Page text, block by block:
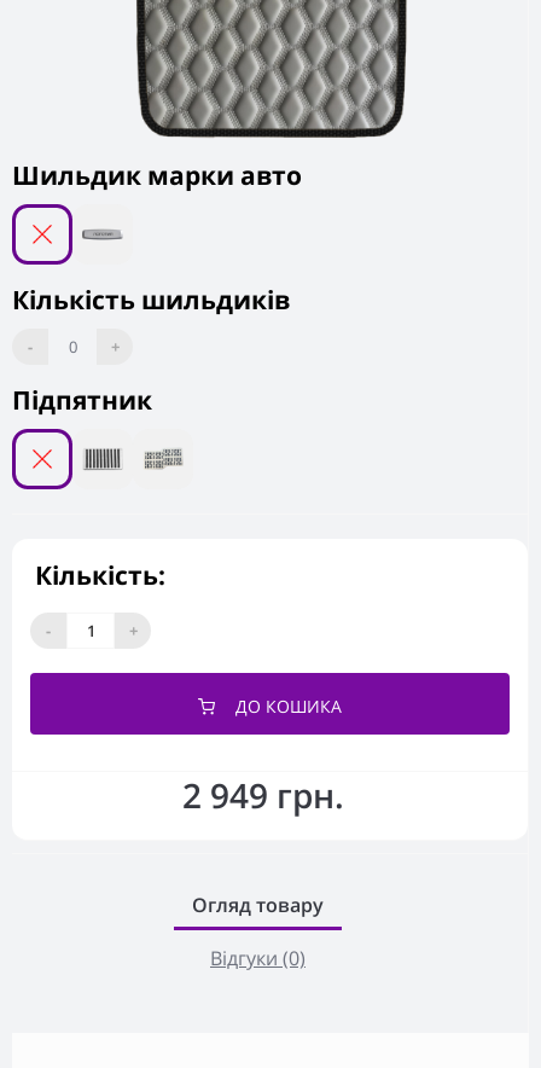
2 949 грн.
Підпятник
Шильдик марки авто
Кількість шильдиків
- 0 +
Кількість:
- +
ДО КОШИКА
Огляд товару
Відгуки (0)